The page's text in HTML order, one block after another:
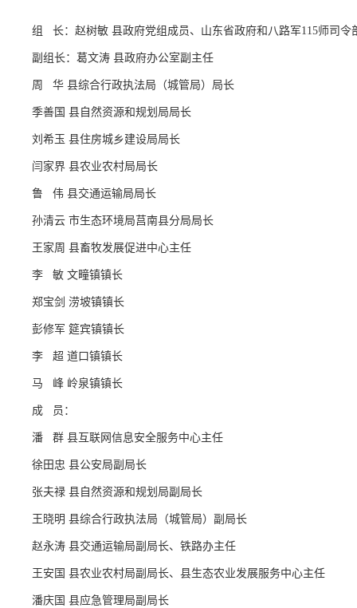
组 长：赵树敏 县政府党组成员、山东省政府和八路军115师司令
副组长：葛文涛 县政府办公室副主任
周 华 县综合行政执法局（城管局）局长
季善国 县自然资源和规划局局长
刘希玉 县住房城乡建设局局长
闫家界 县农业农村局局长
鲁 伟 县交通运输局局长
孙清云 市生态环境局莒南县分局局长
王家周 县畜牧发展促进中心主任
李 敏 文疃镇镇长
郑宝剑 涝坡镇镇长
彭修军 筵宾镇镇长
李 超 道口镇镇长
马 峰 岭泉镇镇长
成 员：
潘 群 县互联网信息安全服务中心主任
徐田忠 县公安局副局长
张夫禄 县自然资源和规划局副局长
王晓明 县综合行政执法局（城管局）副局长
赵永涛 县交通运输局副局长、铁路办主任
王安国 县农业农村局副局长、县生态农业发展服务中心主任
潘庆国 县应急管理局副局长